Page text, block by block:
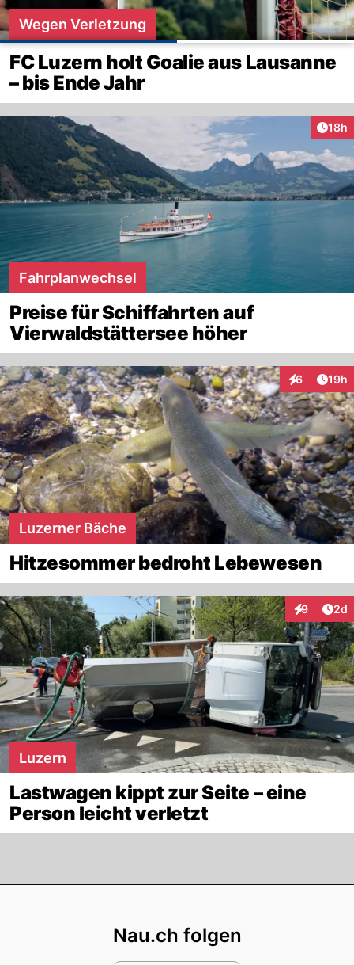
Wegen Verletzung
FC Luzern holt Goalie aus Lausanne
– bis Ende Jahr
18h
Fahrplanwechsel
Preise für Schiffahrten auf
Vierwaldstättersee höher
6
Interaktionen
19h
Luzerner Bäche
Hitzesommer bedroht Lebewesen
9 2d
Luzern
Lastwagen kippt zur Seite – eine
Person leicht verletzt
Nau.ch folgen